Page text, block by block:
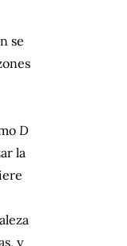
se
D
la
y